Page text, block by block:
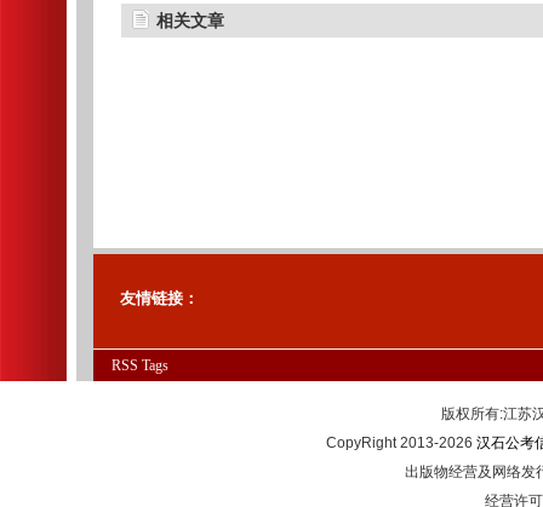
相关文章
友情链接：
RSS Tags
版权所有:江
CopyRight 2013-2026 汉石公考
出版物经营及网络发
经营许